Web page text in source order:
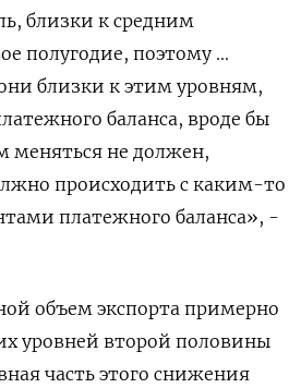
близки к средним
полугодие, поэтому ...
близки к этим уровням,
баланса, вроде бы
меняться не должен,
происходить с каким-то
платежного баланса», -
объем экспорта примерно
уровней второй половины
часть этого снижения